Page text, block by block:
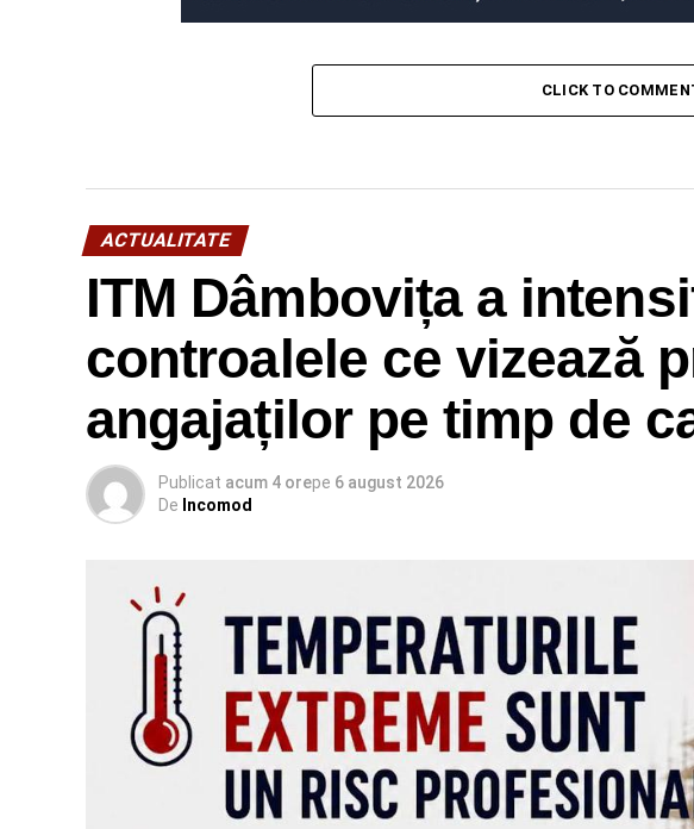
CLICK TO
ACTUALITATE
ITM Dâmbovița a
controalele ce vizează
angajaților pe timp de
Publicat acum 4 orepe 6 august 2026
De Incomod